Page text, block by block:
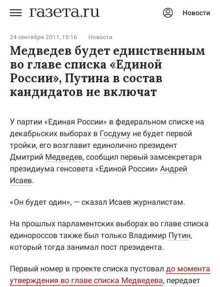
Новости
24 сентября 2011, 15:16 Новости
Медведев будет единственным
во главе списка «Единой
России», Путина в состав
кандидатов не включат
У партии «Единая России» в федеральном списке на
декабрьских выборах в Госдуму не будет первой
тройки, его возглавит единолично президент
Дмитрий Медведев, сообщил первый замсекретаря
президиума генсовета «Единой России» Андрей
Исаев.
«Он будет один», — сказал Исаев журналистам.
На прошлых парламентских выборах во главе списка
единороссов также был только Владимир Путин,
который тогда занимал пост президента.
Первый номер в проекте списка пустовал до момента
утверждения во главе списка Медведева, передает